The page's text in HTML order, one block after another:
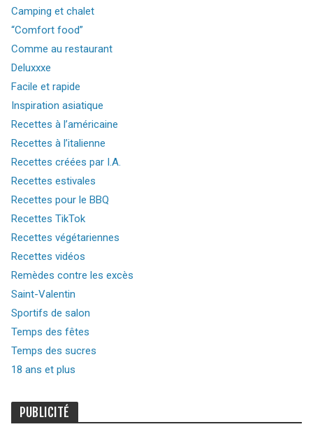
Camping et chalet
“Comfort food”
Comme au restaurant
Deluxxxe
Facile et rapide
Inspiration asiatique
Recettes à l’américaine
Recettes à l’italienne
Recettes créées par I.A.
Recettes estivales
Recettes pour le BBQ
Recettes TikTok
Recettes végétariennes
Recettes vidéos
Remèdes contre les excès
Saint-Valentin
Sportifs de salon
Temps des fêtes
Temps des sucres
18 ans et plus
PUBLICITÉ